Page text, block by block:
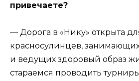
привечаете?
— Дорога в «Нику» открыта
красносулинцев,
и ведущих здоровый образ
стараемся проводить